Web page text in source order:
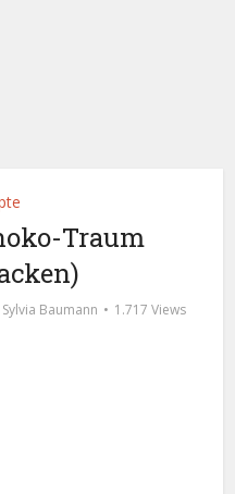
Traum
Sylvia Baumann 1.717 Views